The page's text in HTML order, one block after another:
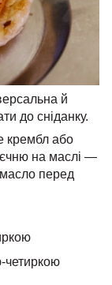
й
до сніданку.
крембл або
на маслі —
перед
четиркою